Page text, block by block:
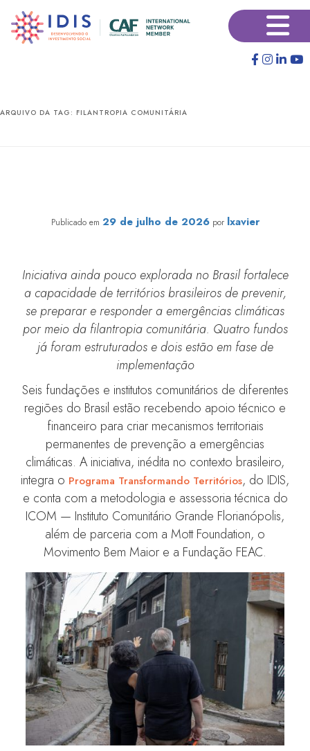
para
para
×
ARQUIVO DA TAG: FILANTROPIA COMUNITÁRIA
Publicado em 29 de julho de 2026 por lxavier
Iniciativa ainda pouco explorada no Brasil fortalece
a capacidade de territórios brasileiros de prevenir,
se preparar e responder a emergências climáticas
por meio da filantropia comunitária. Quatro fundos
já foram estruturados e dois estão em fase de
implementação
Seis fundações e institutos comunitários de diferentes
regiões do Brasil estão recebendo apoio técnico e
financeiro para criar mecanismos territoriais
permanentes de prevenção a emergências
climáticas. A iniciativa, inédita no contexto brasileiro,
integra o Programa Transformando Territórios, do IDIS,
e conta com a metodologia e assessoria técnica do
ICOM — Instituto Comunitário Grande Florianópolis,
além de parceria com a Mott Foundation, o
Movimento Bem Maior e a Fundação FEAC.